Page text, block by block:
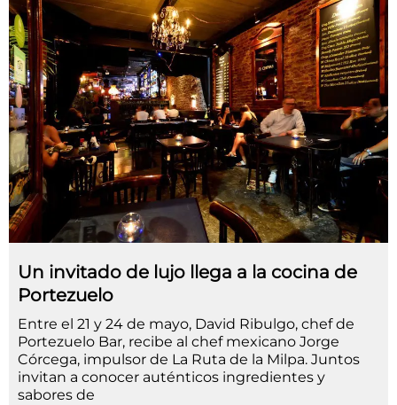
Un invitado de lujo llega a la cocina de
Portezuelo
Entre el 21 y 24 de mayo, David Ribulgo, chef de
Portezuelo Bar, recibe al chef mexicano Jorge
Córcega, impulsor de La Ruta de la Milpa. Juntos
invitan a conocer auténticos ingredientes y
sabores de